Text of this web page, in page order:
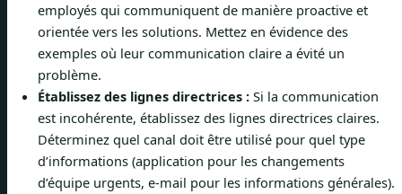
employés qui communiquent de manière proactive et
orientée vers les solutions. Mettez en évidence des
exemples où leur communication claire a évité un
problème.
Établissez des lignes directrices : Si la communication
est incohérente, établissez des lignes directrices claires.
Déterminez quel canal doit être utilisé pour quel type
d’informations (application pour les changements
d’équipe urgents, e-mail pour les informations générales).